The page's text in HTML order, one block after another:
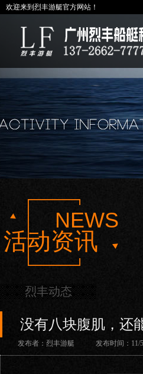
欢迎来到烈丰游艇官方网站！
NEWS
活动资讯
烈丰动态
没有八块腹肌，还
发布者：烈丰游艇 发布时间：11/5/